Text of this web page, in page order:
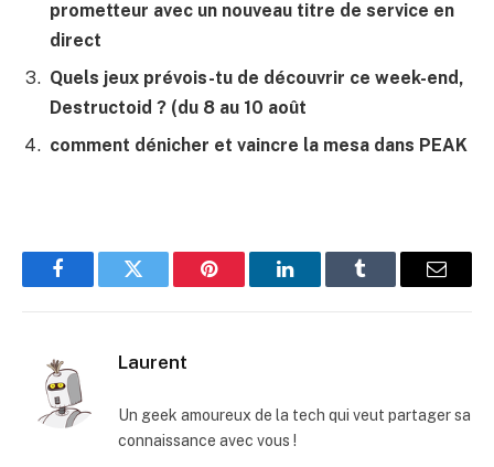
prometteur avec un nouveau titre de service en
direct
Quels jeux prévois-tu de découvrir ce week-end,
Destructoid ? (du 8 au 10 août
comment dénicher et vaincre la mesa dans PEAK
FacebookTwitter Pinterest LinkedInTumblr
E-
Laurent
Un geek amoureux de la tech qui veut partager sa
connaissance avec vous !